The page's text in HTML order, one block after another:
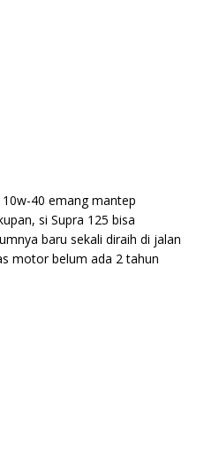
40 emang mantep
si Supra 125 bisa
baru sekali diraih di jalan
motor belum ada 2 tahun